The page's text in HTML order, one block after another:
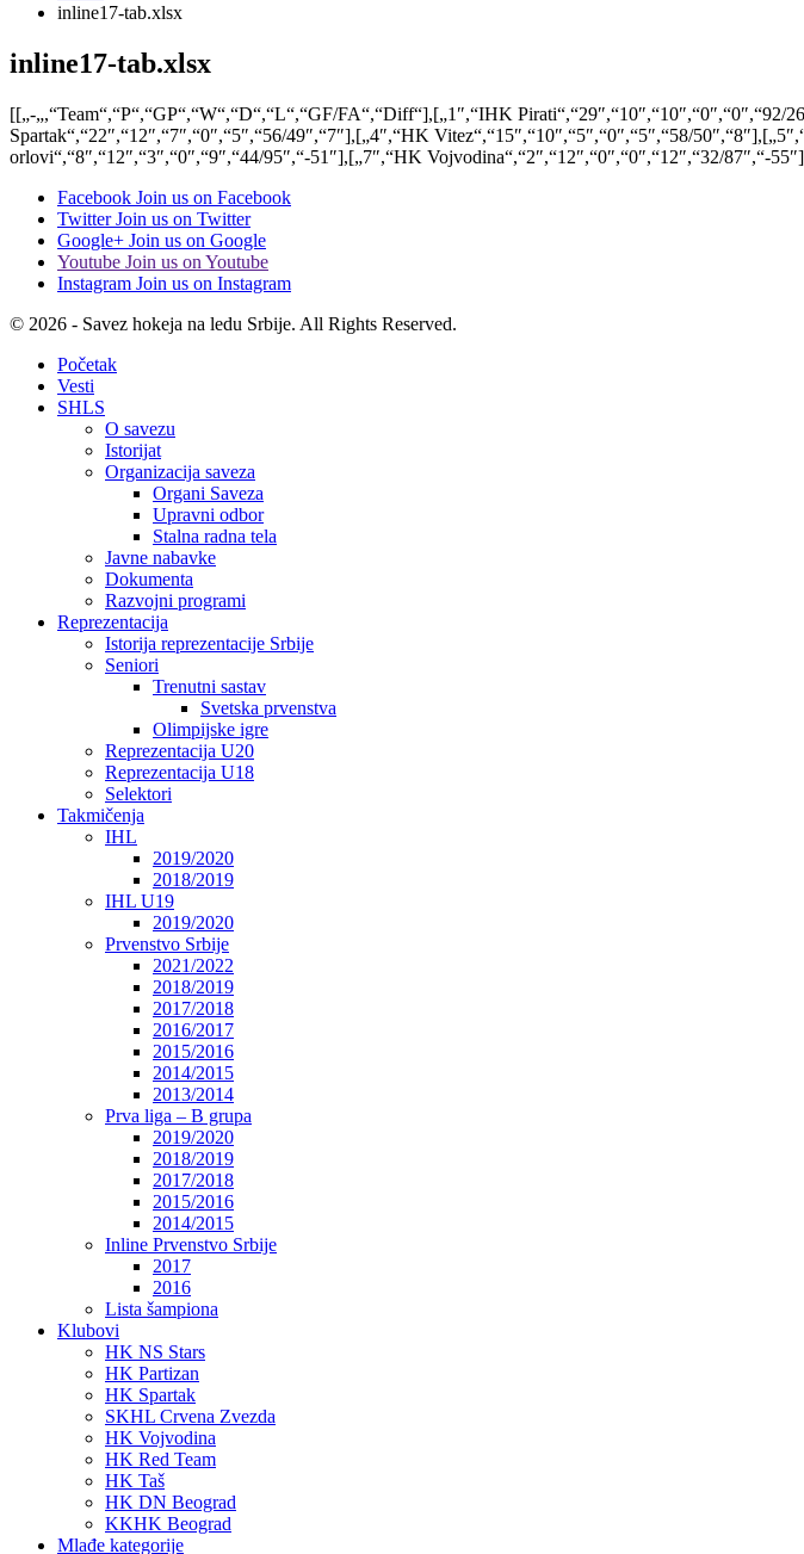
inline17-tab.xlsx
inline17-tab.xlsx
[[„-„,“Team“,“P“,“GP“,“W“,“D“,“L“,“GF/FA“,“Diff“],[„1″,“IHK Pirati“,“29″,“10″,“10″,“0″,“0″,“92/
Spartak“,“22″,“12″,“7″,“0″,“5″,“56/49″,“7″],[„4″,“HK Vitez“,“15″,“10″,“5″,“0″,“5″,“58/
orlovi“,“8″,“12″,“3″,“0″,“9″,“44/95″,“-51″],[„7″,“HK Vojvodina“,“2″,“12″,“0″,“0″,“12″,“32/87″,“-
Facebook Join us on Facebook
Twitter Join us on Twitter
Google+ Join us on Google
Youtube Join us on Youtube
Instagram Join us on Instagram
© 2026 - Savez hokeja na ledu Srbije. All Rights Reserved.
Početak
Vesti
SHLS
O savezu
Istorijat
Organizacija saveza
Organi Saveza
Upravni odbor
Stalna radna tela
Javne nabavke
Dokumenta
Razvojni programi
Reprezentacija
Istorija reprezentacije Srbije
Seniori
Trenutni sastav
Svetska prvenstva
Olimpijske igre
Reprezentacija U20
Reprezentacija U18
Selektori
Takmičenja
IHL
2019/2020
2018/2019
IHL U19
2019/2020
Prvenstvo Srbije
2021/2022
2018/2019
2017/2018
2016/2017
2015/2016
2014/2015
2013/2014
Prva liga – B grupa
2019/2020
2018/2019
2017/2018
2015/2016
2014/2015
Inline Prvenstvo Srbije
2017
2016
Lista šampiona
Klubovi
HK NS Stars
HK Partizan
HK Spartak
SKHL Crvena Zvezda
HK Vojvodina
HK Red Team
HK Taš
HK DN Beograd
KKHK Beograd
Mlađe kategorije